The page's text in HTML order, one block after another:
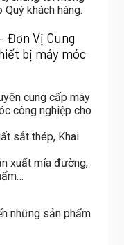
khách hàng.
Đơn Vị Cung
bị máy móc
cung cấp máy
công nghiệp cho
sắt thép, Khai
xuất mía đường,
những sản phẩm